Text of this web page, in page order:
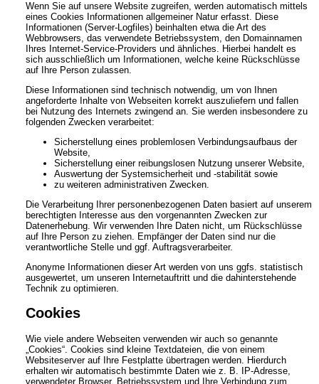
Wenn Sie auf unsere Website zugreifen, werden automatisch mittels
eines Cookies Informationen allgemeiner Natur erfasst. Diese
Informationen (Server-Logfiles) beinhalten etwa die Art des
Webbrowsers, das verwendete Betriebssystem, den Domainnamen
Ihres Internet-Service-Providers und ähnliches. Hierbei handelt es
sich ausschließlich um Informationen, welche keine Rückschlüsse
auf Ihre Person zulassen.
Diese Informationen sind technisch notwendig, um von Ihnen
angeforderte Inhalte von Webseiten korrekt auszuliefern und fallen
bei Nutzung des Internets zwingend an. Sie werden insbesondere zu
folgenden Zwecken verarbeitet:
Sicherstellung eines problemlosen Verbindungsaufbaus der
Website,
Sicherstellung einer reibungslosen Nutzung unserer Website,
Auswertung der Systemsicherheit und -stabilität sowie
zu weiteren administrativen Zwecken.
Die Verarbeitung Ihrer personenbezogenen Daten basiert auf unserem
berechtigten Interesse aus den vorgenannten Zwecken zur
Datenerhebung. Wir verwenden Ihre Daten nicht, um Rückschlüsse
auf Ihre Person zu ziehen. Empfänger der Daten sind nur die
verantwortliche Stelle und ggf. Auftragsverarbeiter.
Anonyme Informationen dieser Art werden von uns ggfs. statistisch
ausgewertet, um unseren Internetauftritt und die dahinterstehende
Technik zu optimieren.
Cookies
Wie viele andere Webseiten verwenden wir auch so genannte
„Cookies“. Cookies sind kleine Textdateien, die von einem
Websiteserver auf Ihre Festplatte übertragen werden. Hierdurch
erhalten wir automatisch bestimmte Daten wie z. B. IP-Adresse,
verwendeter Browser, Betriebssystem und Ihre Verbindung zum